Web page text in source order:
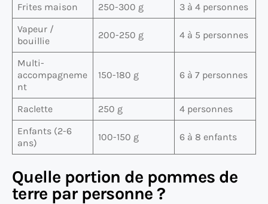
Frites maison 250-300 g
3 à 4 personnes
Vapeur /
bouillie
200-250 g 4 à 5 personnes
Multi-
accompagneme
nt
150-180 g 6 à 7 personnes
Raclette 250 g
4 personnes
Enfants (2-6
ans)
100-150 g 6 à 8 enfants
Quelle portion de pommes de
terre par personne ?